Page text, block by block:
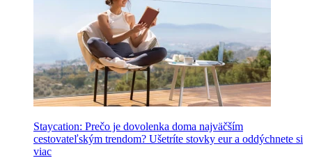
Staycation: Prečo je dovolenka doma najväčším
cestovateľským trendom? Ušetríte stovky eur a oddýchnete si
viac